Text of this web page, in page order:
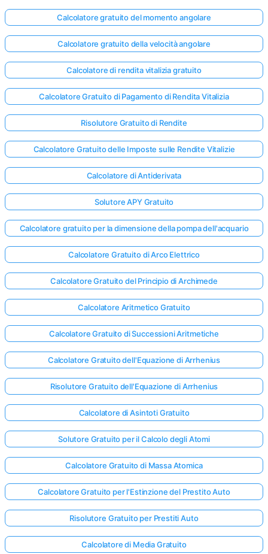
Calcolatore gratuito del momento angolare
Calcolatore gratuito della velocità angolare
Calcolatore di rendita vitalizia gratuito
Calcolatore Gratuito di Pagamento di Rendita Vitalizia
Risolutore Gratuito di Rendite
Calcolatore Gratuito delle Imposte sulle Rendite Vitalizie
Calcolatore di Antiderivata
Solutore APY Gratuito
Calcolatore gratuito per la dimensione della pompa dell'acquario
Calcolatore Gratuito di Arco Elettrico
Calcolatore Gratuito del Principio di Archimede
Calcolatore Aritmetico Gratuito
Calcolatore Gratuito di Successioni Aritmetiche
Calcolatore Gratuito dell'Equazione di Arrhenius
Risolutore Gratuito dell'Equazione di Arrhenius
Calcolatore di Asintoti Gratuito
Solutore Gratuito per il Calcolo degli Atomi
Calcolatore Gratuito di Massa Atomica
Calcolatore Gratuito per l'Estinzione del Prestito Auto
Risolutore Gratuito per Prestiti Auto
Calcolatore di Media Gratuito